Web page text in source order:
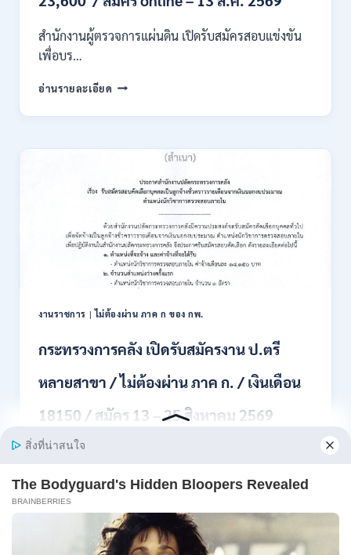
เงิน
สูงสุด
15
2569
สำนักงานผู้ตรวจการแผ่นดิน เปิดรับสมัครสอบแข่งขัน
เพื่อบร…
อ่านรายละเอียด สำนักงาน
ตรวจ
แผ่น
รับ
สอบ
แข่งขัน
เพื่อ
บรรจุ
เป็น
44
/
และ
ทุก
ไม่
ต้อง
ภาค
ก
งานราชการ |ไม่ต้องผ่าน ภาค ก ของ กพ.
กระทรวงการคลัง เปิดรับสมัครงาน ป.ตรี
หลายสาขา / ไม่ต้องผ่าน ภาค ก. / เงินเดือน
18150 / สมัคร 13 – 25 สิงหาคม 2569
สำนักงานปลัดกระทรวงการคลัง เปิดรับสมัครงาน
อ่านรายละเอียด
การ
คลัง
เปิด